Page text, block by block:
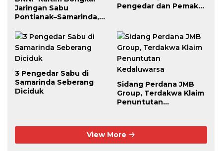
Jaringan Sabu
Pontianak–Samarinda,
dari Dalam Lapas
Pengedar dan Pemakai
3 Pengedar Sabu di
Samarinda Seberang
Diciduk
Sidang Perdana JMB
Group, Terdakwa Klaim
Penuntutan
View More